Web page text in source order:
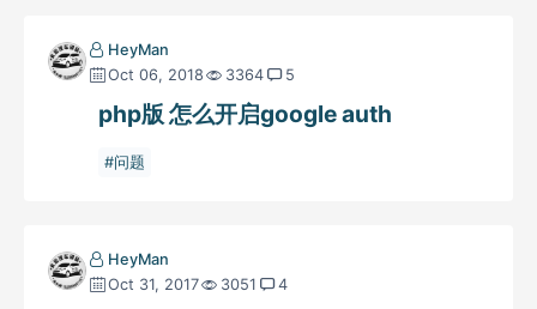
HeyMan
Oct 06, 2018
3364 5
php版 怎么开启google auth
问题
HeyMan
Oct 31, 2017
3051 4